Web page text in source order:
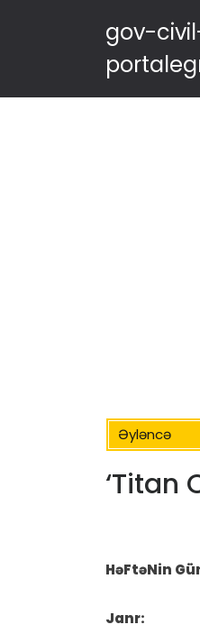
gov-
Əyləncə
‘Titan
HəFtəNin
Janr: